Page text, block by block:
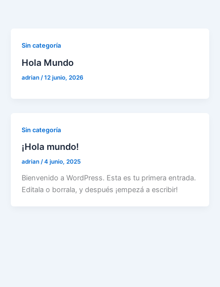
Sin categoría
Hola Mundo
adrian/12 junio, 2026
Sin categoría
¡Hola mundo!
adrian/4 junio, 2025
Bienvenido a WordPress. Esta es tu primera entrada.
Editala o borrala, y después ¡empezá a escribir!